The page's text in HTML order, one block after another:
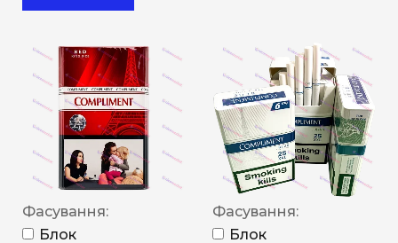
Фасування:
Блок
Фасування:
Блок